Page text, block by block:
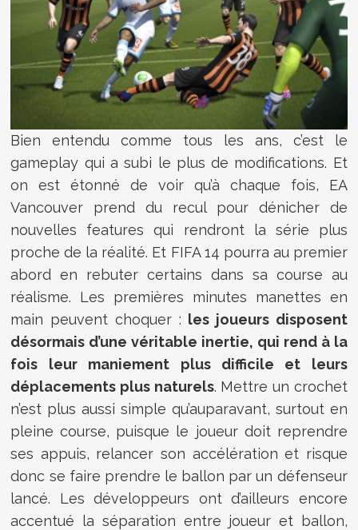
Bien entendu comme tous les ans, c’est le
gameplay qui a subi le plus de modifications. Et
on est étonné de voir qu’à chaque fois, EA
Vancouver prend du recul pour dénicher de
nouvelles features qui rendront la série plus
proche de la réalité. Et FIFA 14 pourra au premier
abord en rebuter certains dans sa course au
réalisme. Les premières minutes manettes en
main peuvent choquer : les joueurs disposent
désormais d’une véritable inertie, qui rend à la
fois leur maniement plus difficile et leurs
déplacements plus naturels. Mettre un crochet
n’est plus aussi simple qu’auparavant, surtout en
pleine course, puisque le joueur doit reprendre
ses appuis, relancer son accélération et risque
donc se faire prendre le ballon par un défenseur
lancé. Les développeurs ont d’ailleurs encore
accentué la séparation entre joueur et ballon,